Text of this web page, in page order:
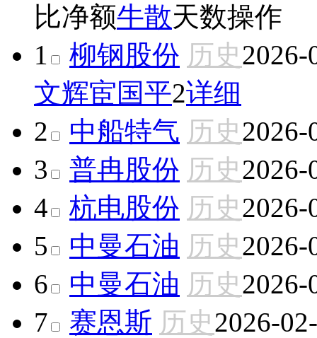
比净额牛散天数操作
1
柳钢股份 历史2026-
文辉宦国平2详细
2
中船特气 历史2026-
3
普冉股份 历史2026-
4
杭电股份 历史2026-
5
中曼石油 历史2026-
6
中曼石油 历史2026-
7
赛恩斯 历史2026-